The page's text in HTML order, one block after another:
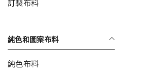
訂製布料
純色和圖案布料
純色布料